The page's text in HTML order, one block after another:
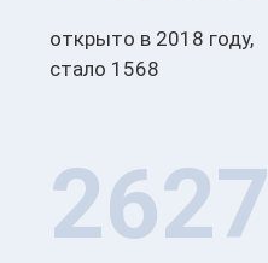
открыто в 2018 году,
стало 1568
2627